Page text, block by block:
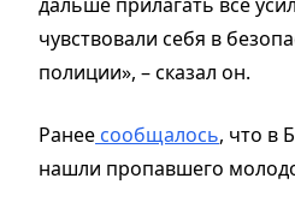
чувствовали себя в
полиции», – сказал он.
Ранее сообщалось, что в
нашли пропавшего